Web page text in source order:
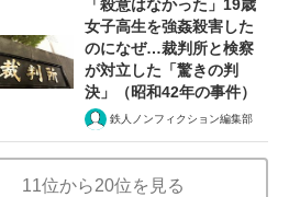
「殺意はなかった」19歳
女子高生を強姦殺害した
のになぜ…裁判所と検察
が対立した「驚きの判
決」（昭和42年の事件）
鉄人ノンフィクション編集部
11位から20位を見る